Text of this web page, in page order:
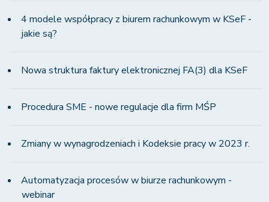
4 modele współpracy z biurem rachunkowym w KSeF -
jakie są?
Nowa struktura faktury elektronicznej FA(3) dla KSeF
Procedura SME - nowe regulacje dla firm MŚP
Zmiany w wynagrodzeniach i Kodeksie pracy w 2023 r.
Automatyzacja procesów w biurze rachunkowym -
webinar